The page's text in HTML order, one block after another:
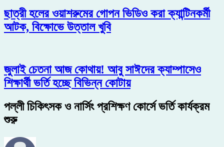
ছাত্রী হলের ওয়াশরুমের গোপন ভিডিও করা ক্যান্টিনকর্মী
আটক, বিক্ষোভে উত্তাল খুবি
জুলাই চেতনা আজ কোথায়! আবু সাঈদের ক্যাম্পাসেও
শিক্ষার্থী ভর্তি হচ্ছে বিভিন্ন কোটায়
পল্লী চিকিৎসক ও নার্সিং প্রশিক্ষণ কোর্সে ভর্তি কার্যক্রম
শুরু